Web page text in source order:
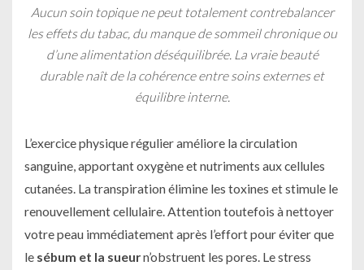
Aucun soin topique ne peut totalement contrebalancer
les effets du tabac, du manque de sommeil chronique ou
d’une alimentation déséquilibrée. La vraie beauté
durable naît de la cohérence entre soins externes et
équilibre interne.
L’exercice physique régulier améliore la circulation
sanguine, apportant oxygène et nutriments aux cellules
cutanées. La transpiration élimine les toxines et stimule le
renouvellement cellulaire. Attention toutefois à nettoyer
votre peau immédiatement après l’effort pour éviter que
le sébum et la sueurn’obstruent les pores. Le stress